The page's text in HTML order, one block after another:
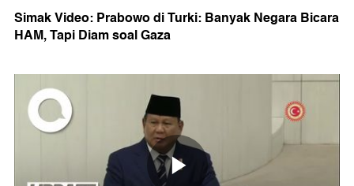
Simak Video: Prabowo di Turki: Banyak Negara Bicara
HAM, Tapi Diam soal Gaza